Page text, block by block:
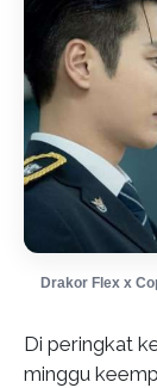
Drakor Flex x
Di peringkat
minggu